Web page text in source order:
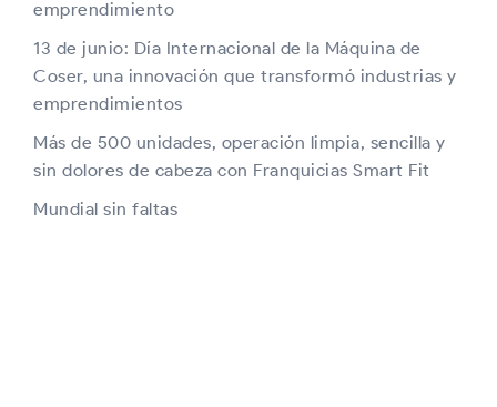
emprendimiento
13 de junio: Día Internacional de la Máquina de
Coser, una innovación que transformó industrias y
emprendimientos
Más de 500 unidades, operación limpia, sencilla y
sin dolores de cabeza con Franquicias Smart Fit
Mundial sin faltas